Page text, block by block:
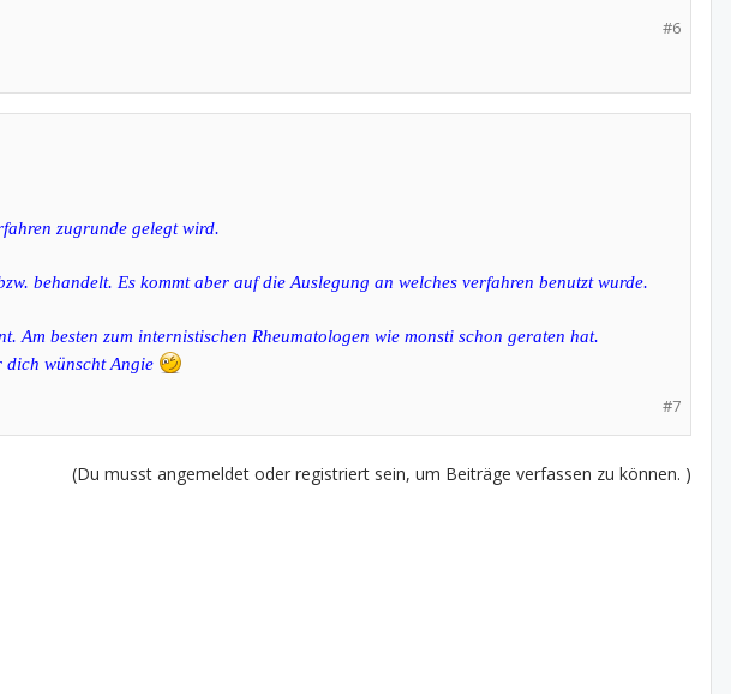
#6
zugrunde gelegt wird.
behandelt. Es kommt aber auf die Auslegung an welches verfahren benutzt wurde.
Am besten zum internistischen Rheumatologen wie monsti schon geraten hat.
dich wünscht Angie
#7
(Du musst angemeldet oder registriert sein, um Beiträge verfassen zu können. )